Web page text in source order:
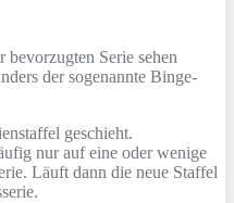
Serie sehen
der sogenannte Binge-
geschieht.
nur auf eine oder wenige
Läuft dann die neue Staffel